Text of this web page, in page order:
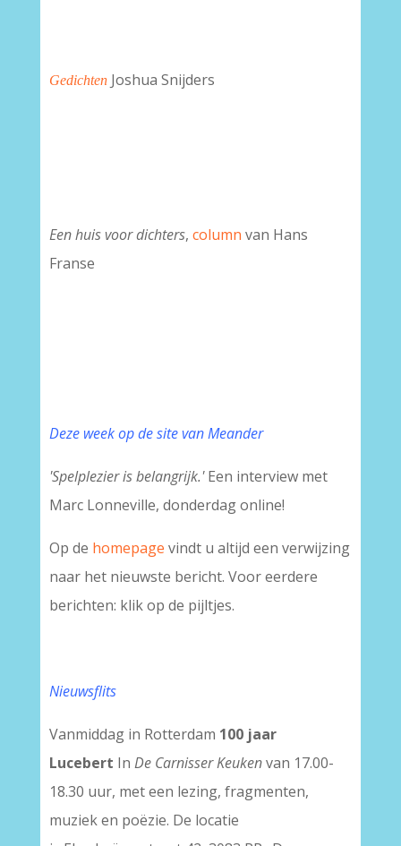
Gedichten Joshua Snijders
Een huis voor dichters, column van Hans
Franse
Deze week op de site van Meander
'Spelplezier is belangrijk.'Een interview met
Marc Lonneville, donderdag online!
Op de homepage vindt u altijd een verwijzing
naar het nieuwste bericht. Voor eerdere
berichten: klik op de pijltjes.
Nieuwsflits
Vanmiddag in Rotterdam 100 jaar
Lucebert In De Carnisser Keukenvan 17.00-
18.30 uur, met een lezing, fragmenten,
muziek en poëzie. De locatie